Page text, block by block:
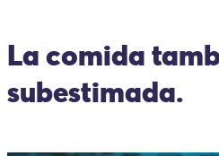
La comida
subestimada.